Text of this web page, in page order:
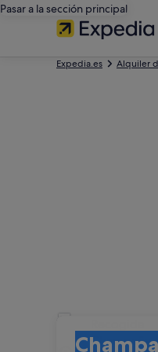
Pasar a la sección principal
Expedia.es Alquiler
Champaña